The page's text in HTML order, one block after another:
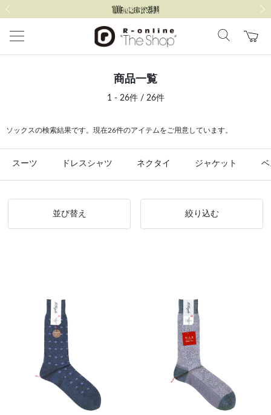
商品一覧
1 - 26件 / 26件
ソックスの検索結果です。現在26件のアイテムをご用意しています。
スーツ ドレスシャツ ネクタイ ジャケット
並び替え 絞り込む